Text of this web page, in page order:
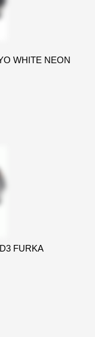
WHITE NEON
FURKA